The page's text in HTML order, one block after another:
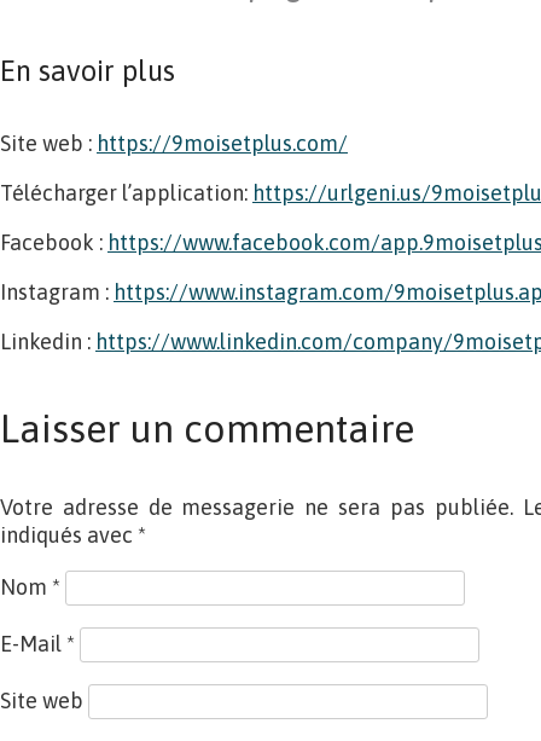
En savoir plus
Site web : https://9moisetplus.com/
Télécharger l’application: https://urlgeni.us/
Facebook : https://www.facebook.com/
Instagram : https://www.instagram.com/
Linkedin : https://www.linkedin.com/company/
Laisser un commentaire
Votre adresse de messagerie ne sera pas publiée.
indiqués avec *
Nom *
E-Mail *
Site web